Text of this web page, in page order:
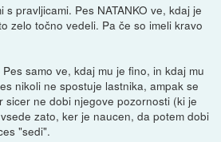
s pravljicami. Pes NATANKO ve, kdaj je
zelo točno vedeli. Pa če so imeli kravo
samo ve, kdaj mu je fino, in kdaj mu
nikoli ne spostuje lastnika, ampak se
sicer ne dobi njegove pozornosti (ki je
zato, ker je naucen, da potem dobi
"sedi".